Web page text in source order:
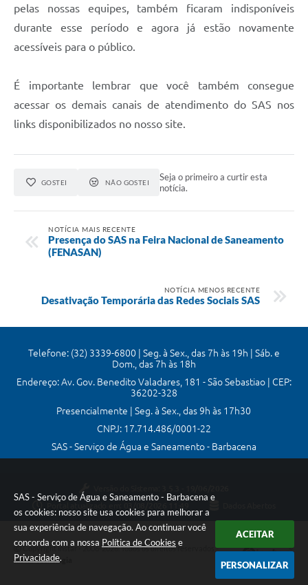
SAS - Serviço de Água e Saneamento - Barbacena e
os cookies: nosso site usa cookies para melhorar a
sua experiência de navegação. Ao continuar você
concorda com a nossa Política de Cookies e
Privacidade.
ACEITAR
PERSONALIZAR
pelas nossas equipes, também ficaram indisponíveis
durante esse período e agora já estão novamente
acessíveis para o público.
É importante lembrar que você também consegue
acessar os demais canais de atendimento do SAS nos
links disponibilizados no nosso site.
GOSTEI NÃO GOSTEI
Seja o primeiro a curtir esta
notícia.
NOTÍCIA MAIS RECENTE
Presença do SAS na Feira Nacional de Saneamento
(FENASAN)
NOTÍCIA MENOS RECENTE
Desativação Temporária das Redes Sociais SAS
Telefone: (32) 3339-6800 | Seg. à Sex., das 7h às 19h | Sáb. e
Dom., das 7h às 18h
Endereço: Av. Gov. Benedito Valadares, 181 - São Sebastiao | CEP:
36202-328
Presencialmente | Seg. à Sex., das 9h às 17h30
CNPJ: 17.714.486/0001-22
SAS - Serviço de Água e Saneamento - Barbacena
Copyright Instar - 2006-2026. Todos os direitos reservados -
Instar Tecnologia